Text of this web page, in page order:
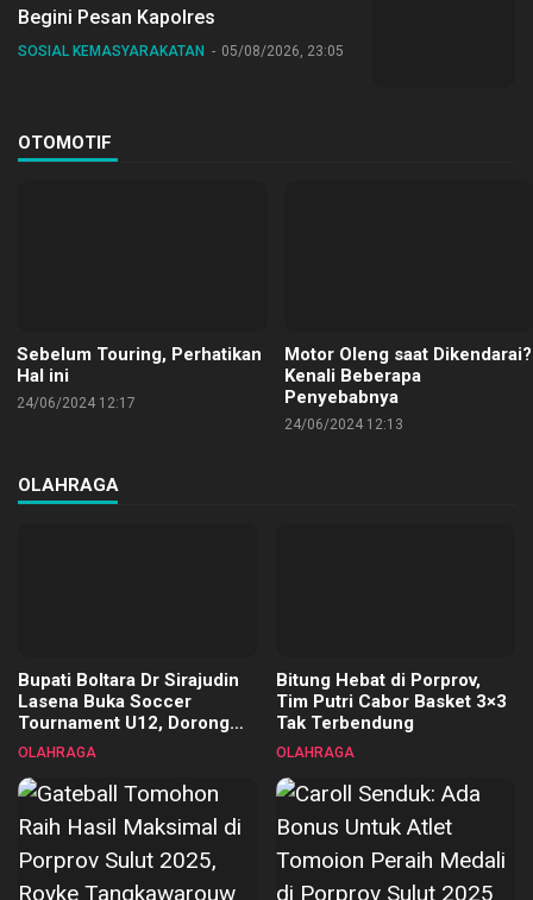
Begini Pesan Kapolres
SOSIAL KEMASYARAKATAN 05/08/2026, 23:05
OTOMOTIF
Sebelum Touring, Perhatikan
Hal ini
24/06/2024 12:17
Motor Oleng saat Dikendarai?
Kenali Beberapa
Penyebabnya
24/06/2024 12:13
OLAHRAGA
Bupati Boltara Dr Sirajudin
Lasena Buka Soccer
Tournament U12, Dorong
Pembinaan Merata di Setiap
OLAHRAGA
Bitung Hebat di Porprov,
Tim Putri Cabor Basket 3×3
Tak Terbendung
OLAHRAGA